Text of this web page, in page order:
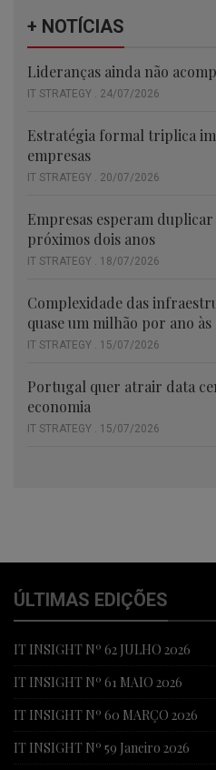
+ NOTÍCIAS
Lideranças ainda não
IT STRATEGY . 24/07/2026
Estratégia formal triplica
empresas
IT STRATEGY . 20/07/2026
Empresas esperam
próximos dois anos
IT STRATEGY . 18/07/2026
Complexidade das
quase um milhão por ano às
IT STRATEGY . 15/07/2026
Portugal quer atrair data
economia
IT STRATEGY . 15/07/2026
ÚLTIMAS EDIÇÕES
IT INSIGHT Nº 62 JULHO 2026
IT INSIGHT Nº 61 MAIO 2026
IT INSIGHT Nº 60 MARÇO 2026
IT INSIGHT Nº 59 Janeiro 2026